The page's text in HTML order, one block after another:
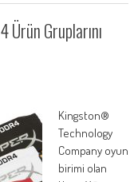
Gruplarını
Kingston®
Technology
Company oyun
birimi olan